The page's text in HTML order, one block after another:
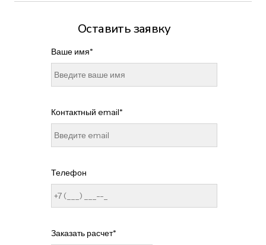
Оставить заявку
Ваше имя*
Контактный email*
Телефон
Заказать расчет*